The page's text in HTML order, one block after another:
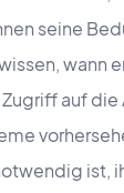
seine
wann
auf
ist,